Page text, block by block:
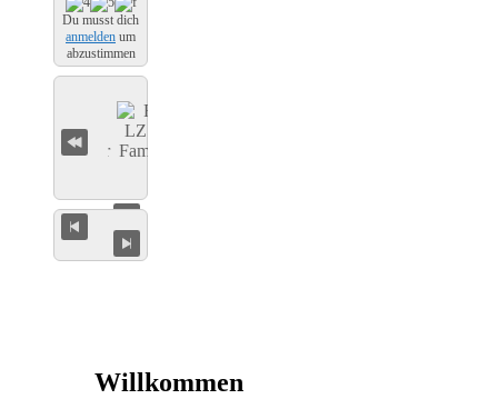
Du musst dich
anmelden um
abzustimmen
Willkommen